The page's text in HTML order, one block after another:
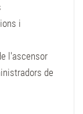
i
l'ascensor
de